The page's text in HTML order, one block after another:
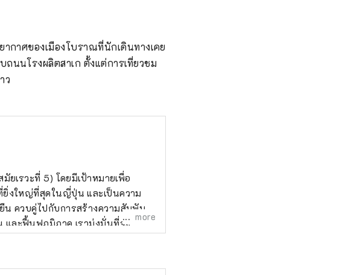
กาศของเมืองโบราณที่นักเดินทางเคย
ถนนโรงผลิตสาเก ตั้งแต่การเที่ยวชม
ว
เรวะที่ 5) โดยมีเป้าหมายเพื่อ
ยิ่งใหญ่ที่สุดในญี่ปุ่น และเป็นความ
ควบคู่ไปกับการสร้างความสัมพันธ์
มิภาค เรามุ่งมั่นที่จะ
และด้วยการตอบแทนชุมชนท้องถิ่น
more